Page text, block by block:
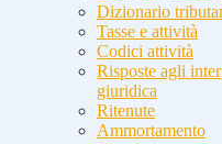
Dizionario
Tasse e attività
Codici attività
Risposte agli
giuridica
Ritenute
Ammortamento